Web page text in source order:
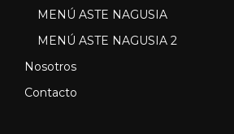
MENÚ ASTE NAGUSIA
MENÚ ASTE NAGUSIA 2
Nosotros
Contacto